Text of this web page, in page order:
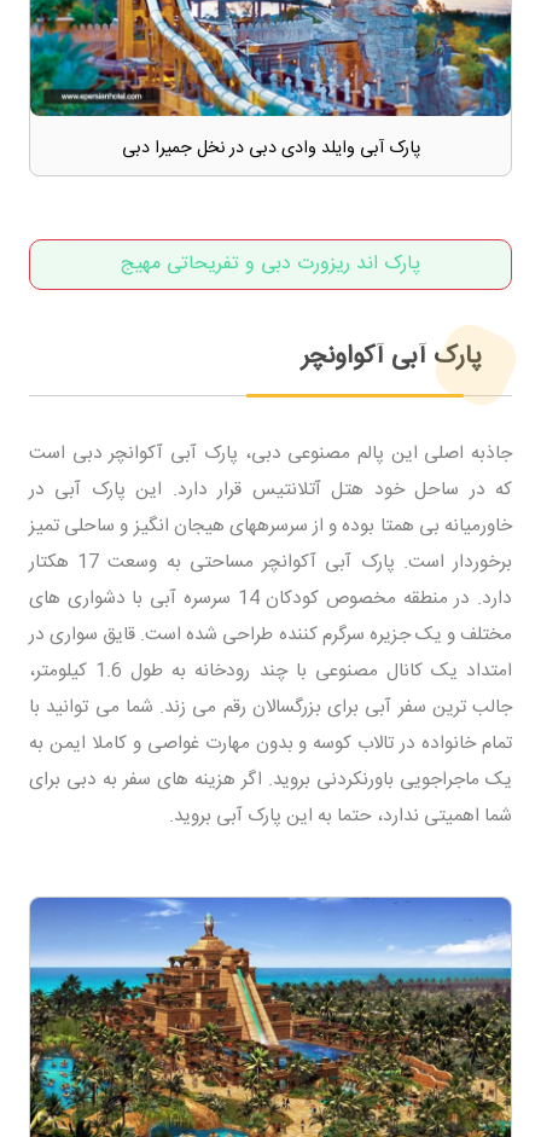
پارک آبی وایلد وادی دبی در نخل جمیرا دبی
پارک اند ریزورت دبی و تفریحاتی مهیج
پارک آبی آکواونچر
جاذبه اصلی این پالم مصنوعی دبی، پارک آبی آکوانچر دبی است
که در ساحل خود هتل آتلانتیس قرار دارد. این پارک آبی در
خاورمیانه بی همتا بوده و از سرسره‎های هیجان انگیز و ساحلی تمیز
برخوردار است. پارک آبی آکوانچر مساحتی به وسعت 17 هکتار
دارد. در منطقه مخصوص کودکان 14 سرسره آبی با دشواری های
مختلف و یک جزیره سرگرم کننده طراحی شده است. قایق سواری در
امتداد یک کانال مصنوعی با چند رودخانه به طول 1.6 کیلومتر،
جالب ترین سفر آبی برای بزرگسالان رقم می زند. شما می توانید با
تمام خانواده در تالاب کوسه و بدون مهارت غواصی و کاملا ایمن به
یک ماجراجویی باورنکردنی بروید. اگر هزینه های سفر به دبی برای
شما اهمیتی ندارد، حتما به این پارک آبی بروید.